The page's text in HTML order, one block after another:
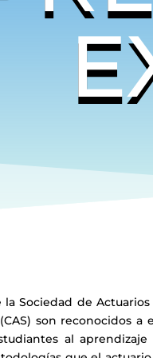
Sociedad de Actuarios
son reconocidos a
al